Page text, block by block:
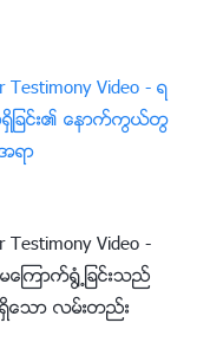
Testimony Video - ရ
ျခင္း၏ ေနာက္ကြယ္တြ
ရာ
Testimony Video -
ၾကာက္႐ြံ႕ျခင္းသည္
ေသာ လမ္းတည္း